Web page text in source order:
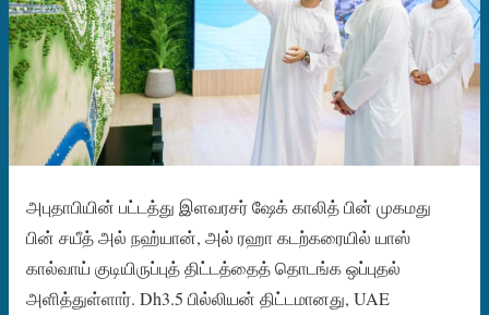
அபுதாபியின் பட்டத்து இளவரசர் ஷேக் காலித் பின் முகமது
பின் சயீத் அல் நஹ்யான், அல் ரஹா கடற்கரையில் யாஸ்
கால்வாய் குடியிருப்புத் திட்டத்தைத் தொடங்க ஒப்புதல்
அளித்துள்ளார். Dh3.5 பில்லியன் திட்டமானது, UAE